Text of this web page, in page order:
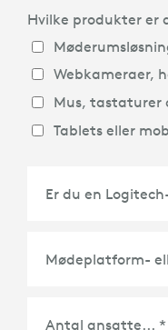
Hvilke produkter er
Webkameraer,
Mus, tastaturer
Tablets eller